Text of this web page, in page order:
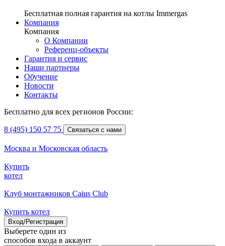
Бесплатная полная гарантия на котлы Immergas
Компания
Компания
О Компании
Референц-объекты
Гарантия и сервис
Наши партнеры
Обучение
Новости
Контакты
Бесплатно для всех регионов России:
8 (495) 150 57 75 Связаться с нами
Москва и Московская область
Купить
котел
Клуб монтажников Caius Club
Купить котел
Вход/Регистрация
Выберете один из
способов входа в аккаунт